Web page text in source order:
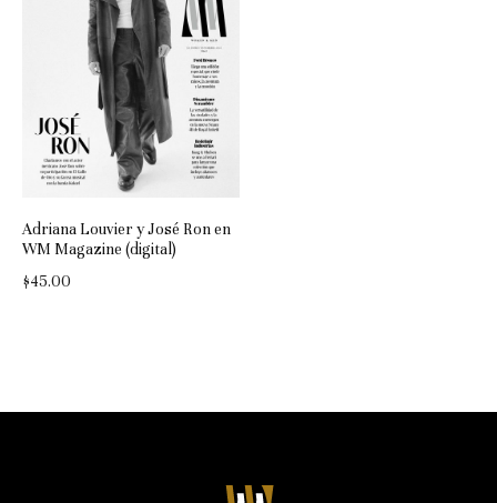
Adriana Louvier y José Ron en
WM Magazine (digital)
$45.00